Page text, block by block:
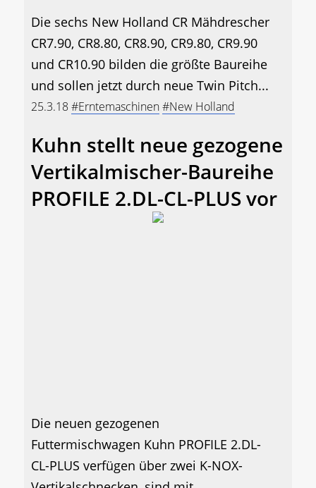
Die sechs New Holland CR Mähdrescher
CR7.90, CR8.80, CR8.90, CR9.80, CR9.90
und CR10.90 bilden die größte Baureihe
und sollen jetzt durch neue Twin Pitch...
25.3.18#Erntemaschinen#New Holland
Kuhn stellt neue gezogene
Vertikalmischer-Baureihe
PROFILE 2.DL-CL-PLUS vor
Die neuen gezogenen
Futtermischwagen Kuhn PROFILE 2.DL-
CL-PLUS verfügen über zwei K-NOX-